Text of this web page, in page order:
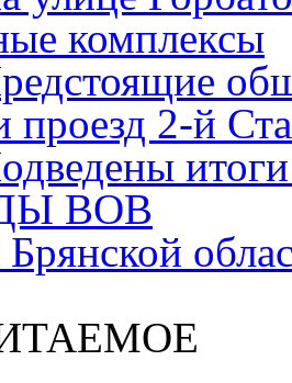
комплексы
проезд 2-й
ВОВ